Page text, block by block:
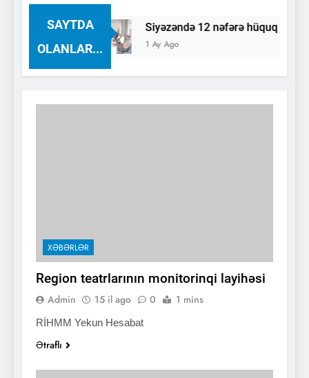
SAYTDA
OLANLAR...
göstərilib Siyəzəndə 12 nəfərə hüquq
1 Ay Ago
XƏBƏRLƏR
Region teatrlarının monitorinqi layihəsi
Admin 15 il ago 0 1 mins
RİHMM Yekun Hesabat
Ətraflı